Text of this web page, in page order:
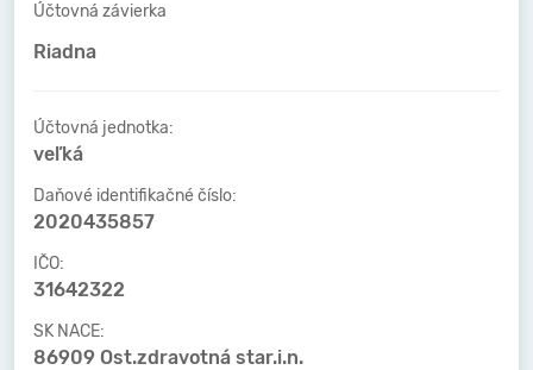
Účtovná závierka
Riadna
Účtovná jednotka:
veľká
Daňové identifikačné číslo:
2020435857
IČO:
31642322
SK NACE:
86909 Ost.zdravotná star.i.n.